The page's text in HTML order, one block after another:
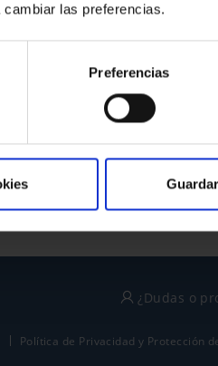
las preferencias.
Preferencias
¿No
política de privacidad
y
¿Dudas o
Política de Privacidad y Protección